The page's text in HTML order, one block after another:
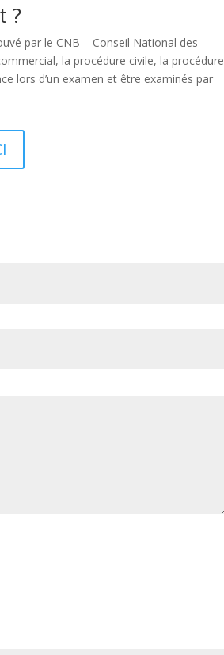
?
par le CNB – Conseil National des
la procédure civile, la procédure
lors d’un examen et être examinés par